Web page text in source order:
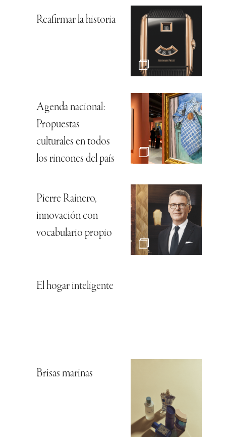
Reafirmar la historia
Agenda nacional:
Propuestas
culturales en todos
los rincones del país
Pierre Rainero,
innovación con
vocabulario propio
El hogar inteligente
Brisas marinas